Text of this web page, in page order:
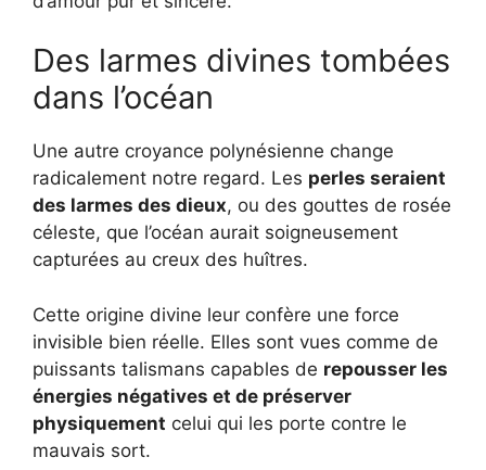
Des larmes divines tombées
dans l’océan
Une autre croyance polynésienne change
radicalement notre regard. Les perles seraient
des larmes des dieux, ou des gouttes de rosée
céleste, que l’océan aurait soigneusement
capturées au creux des huîtres.
Cette origine divine leur confère une force
invisible bien réelle. Elles sont vues comme de
puissants talismans capables de repousser les
énergies négatives et de préserver
physiquement celui qui les porte contre le
mauvais sort.